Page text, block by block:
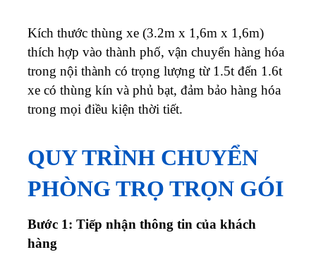
Kích thước thùng xe (3.2m x 1,6m x 1,6m)
thích hợp vào thành phố, vận chuyển hàng hóa
trong nội thành có trọng lượng từ 1.5t đến 1.6t
xe có thùng kín và phủ bạt, đảm bảo hàng hóa
trong mọi điều kiện thời tiết.
QUY TRÌNH CHUYỂN
PHÒNG TRỌ TRỌN GÓI
Bước 1: Tiếp nhận thông tin của khách
hàng